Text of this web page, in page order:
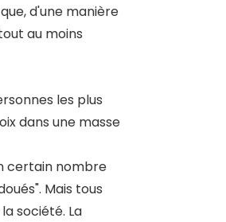
d'une manière
au moins
les plus
dans une masse
certain nombre
Mais tous
société. La